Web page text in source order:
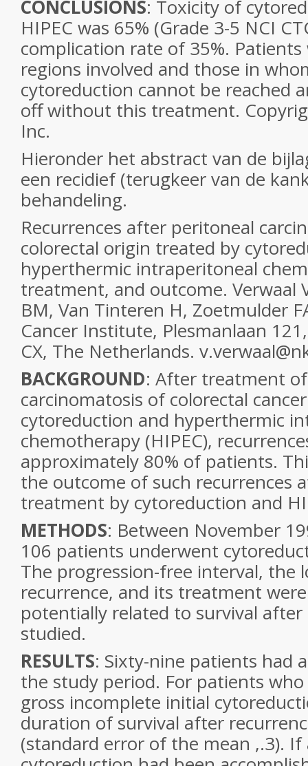
CONCLUSIONS: Toxicity of
HIPEC was 65% (Grade 3-5 NCI
complication rate of 35%.
regions involved and those in
cytoreduction cannot be reached
off without this treatment.
Inc.
Hieronder het abstract van de
een recidief (terugkeer van de
behandeling.
Recurrences after peritoneal
colorectal origin treated by
hyperthermic intraperitoneal
treatment, and outcome. Verwaal
BM, Van Tinteren H, Zoetmulder
Cancer Institute, Plesmanlaan
CX, The Netherlands.
BACKGROUND: After treatment
carcinomatosis of colorectal
cytoreduction and hyperthermic
chemotherapy (HIPEC),
approximately 80% of patients.
the outcome of such recurrences
treatment by cytoreduction and
METHODS: Between November
106 patients underwent
The progression-free interval, the
recurrence, and its treatment
potentially related to survival after
studied.
RESULTS: Sixty-nine patients had
the study period. For patients
gross incomplete initial
duration of survival after
(standard error of the mean ,.3). If